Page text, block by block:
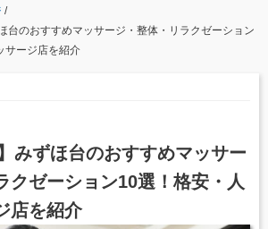
/
台のおすすめマッサージ・整体・リラクゼーション
サージ店を紹介
みずほ台のおすすめマッサー
クゼーション10選！格安・人
店を紹介